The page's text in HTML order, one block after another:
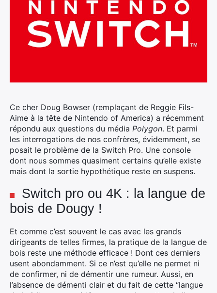
Ce cher Doug Bowser (remplaçant de Reggie Fils-
Aime à la tête de Nintendo of America) a récemment
répondu aux questions du média Polygon. Et parmi
les interrogations de nos confrères, évidemment, se
posait le problème de la Switch Pro. Une console
dont nous sommes quasiment certains qu’elle existe
mais dont la sortie hypothétique reste en suspens.
Switch pro ou 4K : la langue de
bois de Dougy !
Et comme c’est souvent le cas avec les grands
dirigeants de telles firmes, la pratique de la langue de
bois reste une méthode efficace ! Dont ces derniers
usent abondamment. Si ce n’est qu’elle ne permet ni
de confirmer, ni de démentir une rumeur. Aussi, en
l’absence de démenti clair et du fait de cette “langue